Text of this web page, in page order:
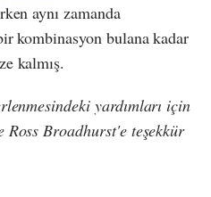
aynı zamanda
kombinasyon bulana kadar
kalmış.
yardımları için
Broadhurst'e teşekkür